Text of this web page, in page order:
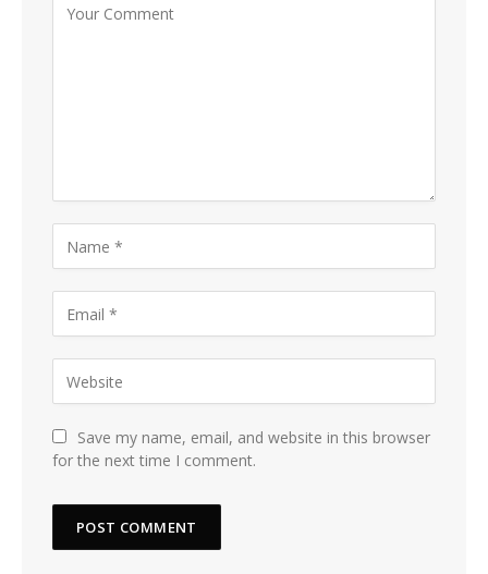
Save my name, email, and website in this browser
for the next time I comment.